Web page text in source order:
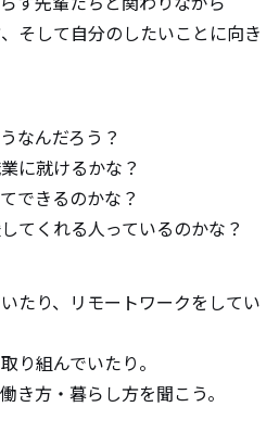
そして自分のしたいことに向き
なんだろう？
に就けるかな？
できるのかな？
てくれる人っているのかな？
たり、リモートワークをしてい
り組んでいたり。
き方・暮らし方を聞こう。